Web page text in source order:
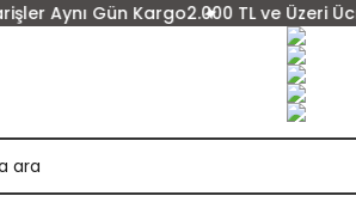
Gün Kargo2.000 TL ve Üzeri Ücretsiz